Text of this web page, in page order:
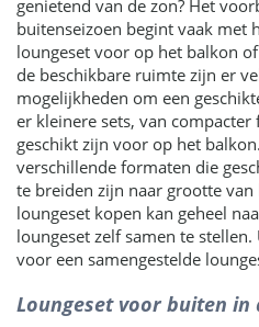
genietend van de zon? Het
buitenseizoen begint vaak met
loungeset voor op het balkon
de beschikbare ruimte zijn er
mogelijkheden om een
er kleinere sets, van
geschikt zijn voor op het
verschillende formaten die
te breiden zijn naar grootte van
loungeset kopen kan geheel
loungeset zelf samen te
voor een samengestelde
Loungeset voor buiten in